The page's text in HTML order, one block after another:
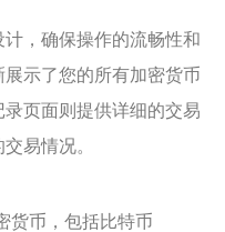
，确保操作的流畅性和
示了您的所有加密货币
页面则提供详细的交易
易情况。
货币，包括比特币